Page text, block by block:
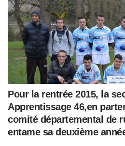
Pour la rentrée 2015, la
Apprentissage 46,en
comité départemental de
entame sa deuxième